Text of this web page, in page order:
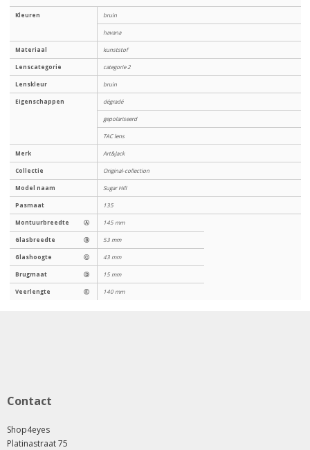
Kleuren bruin
havana
Materiaal kunststof
Lenscategorie categorie 2
Lenskleur bruin
Eigenschappen dégradé
gepolariseerd
TAC lens
Merk Art&Jack
Collectie Original-collection
Model naam Sugar Hill
Pasmaat 135
Montuurbreedte Ⓐ 145 mm
Glasbreedte Ⓑ 53 mm
Glashoogte Ⓒ 43 mm
Brugmaat Ⓓ 15 mm
Veerlengte Ⓔ 140 mm
Contact
Shop4eyes
Platinastraat 75